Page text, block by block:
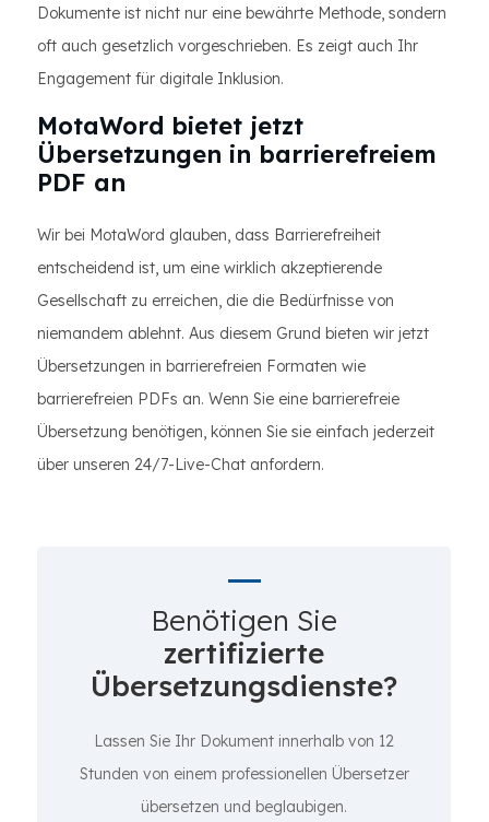
Dokumente ist nicht nur eine bewährte Methode, sondern
oft auch gesetzlich vorgeschrieben. Es zeigt auch Ihr
Engagement für digitale Inklusion.
MotaWord bietet jetzt
Übersetzungen in barrierefreiem
PDF an
Wir bei MotaWord glauben, dass Barrierefreiheit
entscheidend ist, um eine wirklich akzeptierende
Gesellschaft zu erreichen, die die Bedürfnisse von
niemandem ablehnt. Aus diesem Grund bieten wir jetzt
Übersetzungen in barrierefreien Formaten wie
barrierefreien PDFs an. Wenn Sie eine barrierefreie
Übersetzung benötigen, können Sie sie einfach jederzeit
über unseren 24/7-Live-Chat anfordern.
Benötigen Sie
zertifizierte
Übersetzungsdienste?
Lassen Sie Ihr Dokument innerhalb von 12
Stunden von einem professionellen Übersetzer
übersetzen und beglaubigen.